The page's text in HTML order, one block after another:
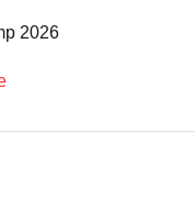
2026